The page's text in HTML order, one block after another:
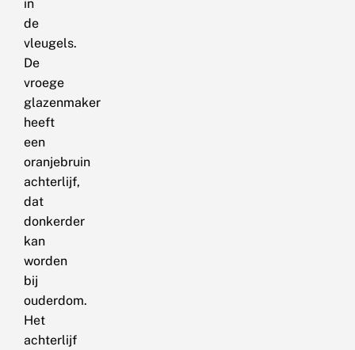
in
de
vleugels.
De
vroege
glazenmaker
heeft
een
oranjebruin
achterlijf,
dat
donkerder
kan
worden
bij
ouderdom.
Het
achterlijf